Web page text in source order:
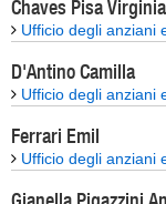
Chaves Pisa
Ufficio degli anziani
D'Antino Camilla
Ufficio degli anziani
Ferrari Emil
Ufficio degli anziani